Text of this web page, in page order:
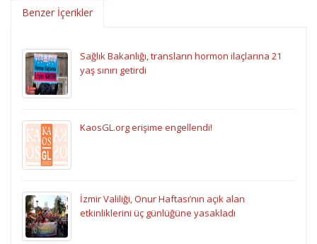
Benzer İçerikler
Sağlık Bakanlığı, transların hormon ilaçlarına 21
yaş sınırı getirdi
KaosGL.org erişime engellendi!
İzmir Valiliği, Onur Haftası’nın açık alan
etkinliklerini üç günlüğüne yasakladı